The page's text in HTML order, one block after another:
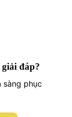
giải đáp?
sàng phục